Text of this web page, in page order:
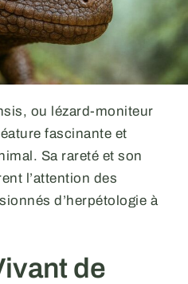
ou lézard-moniteur
fascinante et
Sa rareté et son
l’attention des
d’herpétologie à
de